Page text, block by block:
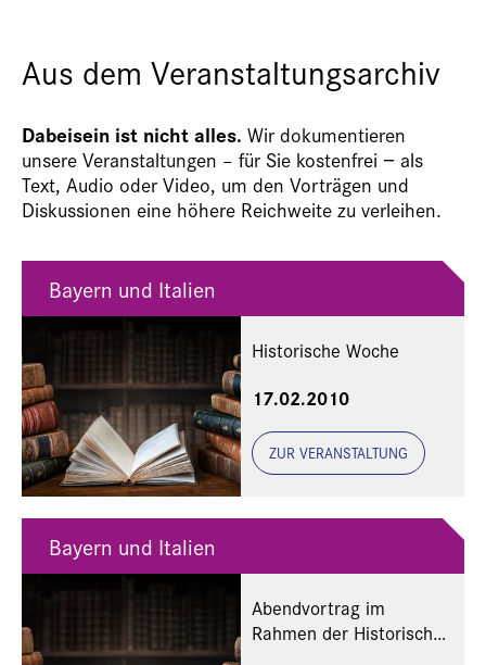
Aus dem Veranstaltungsarchiv
Dabeisein ist nicht alles. Wir dokumentieren
unsere Veranstaltungen – für Sie kostenfrei − als
Text, Audio oder Video, um den Vorträgen und
Diskussionen eine höhere Reichweite zu verleihen.
Bayern und Italien
Historische Woche
17.02.2010
ZUR VERANSTALTUNG
Bayern und Italien
Abendvortrag im
Rahmen der Historischen